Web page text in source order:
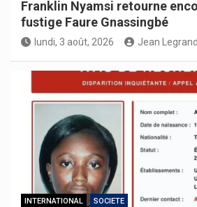
Franklin Nyamsi retourne
fustige Faure Gnassingbé
lundi, 3 août, 2026 Jean
INTERNATIONAL SOCIETE